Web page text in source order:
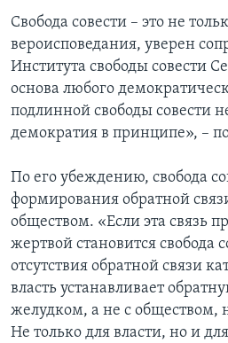
Свобода совести – это не
вероисповедания, уверен
Института свободы совести
основа любого
подлинной свободы совести
демократия в принципе», –
По его убеждению, свобода
формирования обратной
обществом. «Если эта связь
жертвой становится свобода
отсутствия обратной связи
власть устанавливает
желудком, а не с обществом,
Не только для власти, но и